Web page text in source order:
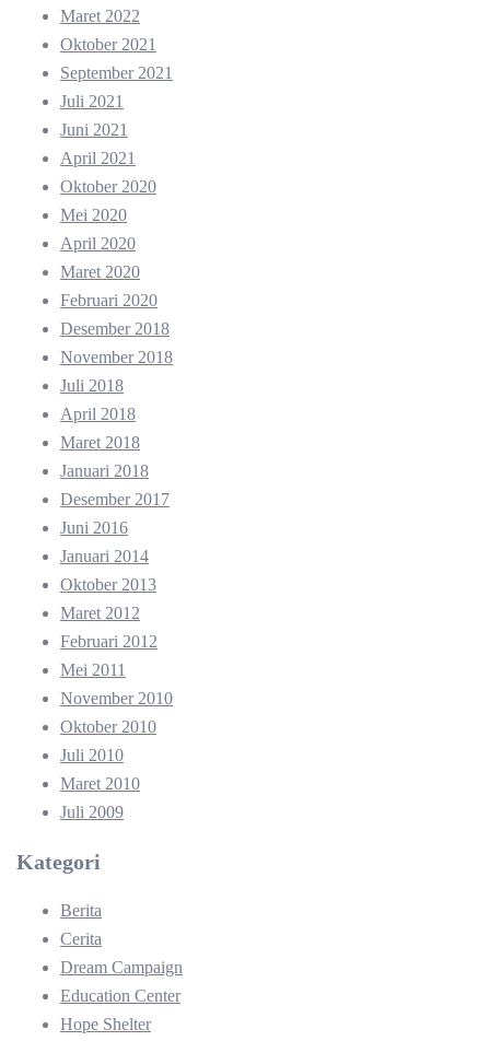
Maret 2022
Oktober 2021
September 2021
Juli 2021
Juni 2021
April 2021
Oktober 2020
Mei 2020
April 2020
Maret 2020
Februari 2020
Desember 2018
November 2018
Juli 2018
April 2018
Maret 2018
Januari 2018
Desember 2017
Juni 2016
Januari 2014
Oktober 2013
Maret 2012
Februari 2012
Mei 2011
November 2010
Oktober 2010
Juli 2010
Maret 2010
Juli 2009
Kategori
Berita
Cerita
Dream Campaign
Education Center
Hope Shelter